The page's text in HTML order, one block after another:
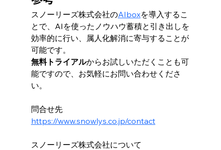
スノーリーズ株式会社のAIboxを導入するこ
とで、AIを使ったノウハウ蓄積と引き出しを
効率的に行い、属人化解消に寄与することが
可能です。
無料トライアルからお試しいただくことも可
能ですので、 お気軽にお問い合わせくださ
い。
問合せ先
https://www.snowlys.co.jp/contact
スノーリーズ株式会社について